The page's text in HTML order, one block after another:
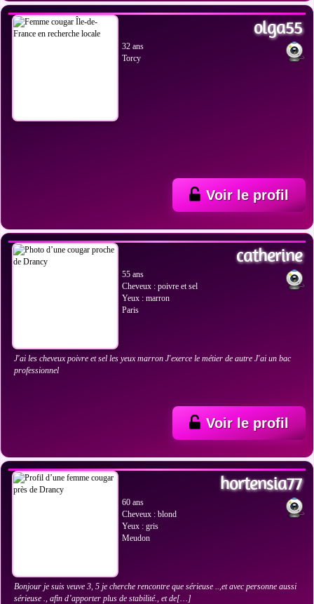
olga55
32 ans
Torcy
Voir le profil
catherine
55 ans
Cheveux : poivre et sel
Yeux : marron
Paris
J'ai les cheveux poivre et sel les yeux marron J'exerce le métier de autre J'ai un bac
professionnel
Voir le profil
hortensia77
60 ans
Cheveux : blond
Yeux : gris
Meudon
Bonjour je suis veuve 3, 5 je cherche rencontre que sérieuse ..,et avec personne aussi
sérieuse ., afin d’apporter plus de stabilité., et de[…]